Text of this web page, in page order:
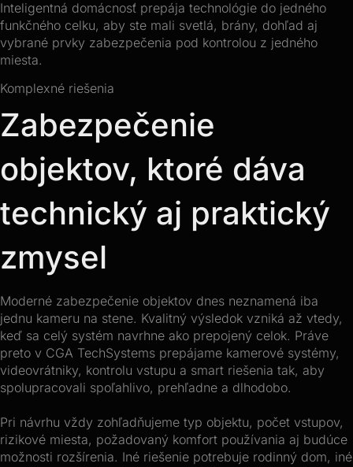
Inteligentná domácnosť prepája technológie do jedného
funkčného celku, aby ste mali svetlá, brány, dohľad aj
vybrané prvky zabezpečenia pod kontrolou z jedného
miesta.
Komplexné riešenia
Zabezpečenie
objektov, ktoré dáva
technický aj praktický
zmysel
Moderné zabezpečenie objektov dnes neznamená iba
jednu kameru na stene. Kvalitný výsledok vzniká až vtedy,
keď sa celý systém navrhne ako prepojený celok. Práve
preto v CGA TechSystems prepájame kamerové systémy,
videovrátniky, kontrolu vstupu a smart riešenia tak, aby
spolupracovali spoľahlivo, prehľadne a dlhodobo.
Pri návrhu vždy zohľadňujeme typ objektu, počet vstupov,
rizikové miesta, požadovaný komfort používania aj budúce
možnosti rozšírenia. Iné riešenie potrebuje rodinný dom, iné